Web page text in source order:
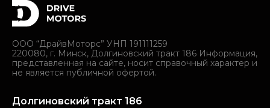
ООО “ДрайвМоторс” УНП 191111259
220080, г. Минск, Долгиновский тракт 186 Информация,
представленная на сайте, носит справочный характер и
не является публичной офертой.
Долгиновский тракт 186